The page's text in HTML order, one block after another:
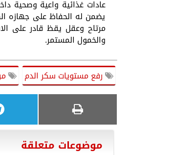
عادات غذائية واعية وصحية
يضمن له الحفاظ على جهازه
مرتاح وعقل يقظ قادر على
والخمول المستمر.
رفع مستويات سكر الدم
موضوعات متعلقة